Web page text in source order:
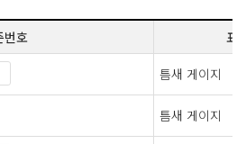
번호
표
틈새 게이지
틈새 게이지